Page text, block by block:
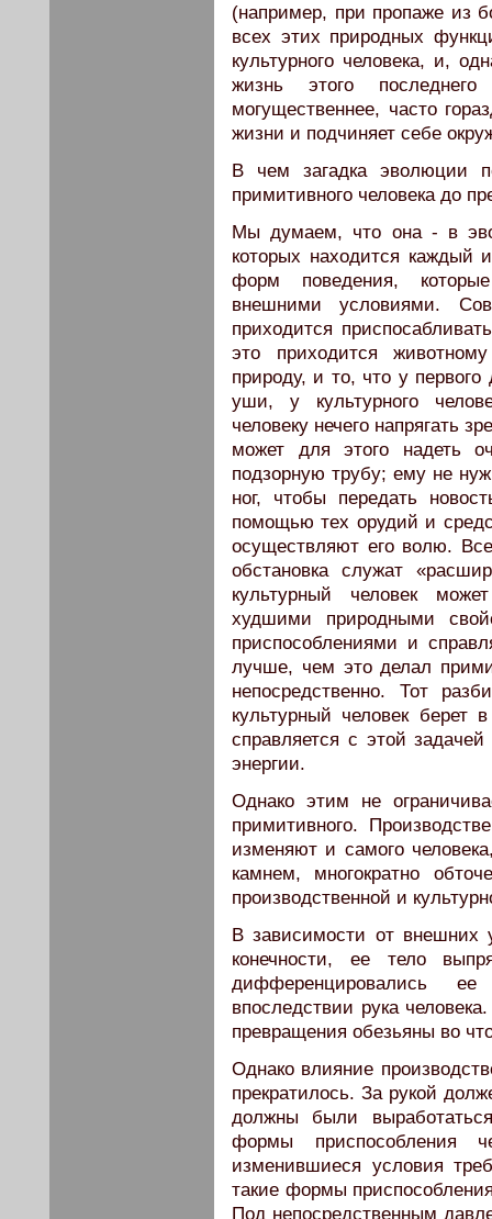
(например, при пропаже из
всех этих природных
культурного человека, и,
жизнь этого
могущественнее, часто
жизни и подчиняет себе
В чем загадка эволюции
примитивного человека до
Мы думаем, что она - в
которых находится
форм поведения,
внешними условиями.
приходится
это приходится
природу, и то, что у
уши, у культурного
человеку нечего напрягать
может для этого надеть
подзорную трубу; ему не
ног, чтобы передать
помощью тех орудий и
осуществляют его волю.
обстановка служат
культурный человек
худшими природными
приспособлениями и
лучше, чем это делал
непосредственно. Тот
культурный человек
справляется с этой
энергии.
Однако этим не
примитивного.
изменяют и самого
камнем, многократно
производственной и
В зависимости от внешних
конечности, ее тело
дифференцировались
впоследствии рука
превращения обезьяны во
Однако влияние
прекратилось. За рукой
должны были
формы приспособления
изменившиеся условия
такие формы
Под непосредственным